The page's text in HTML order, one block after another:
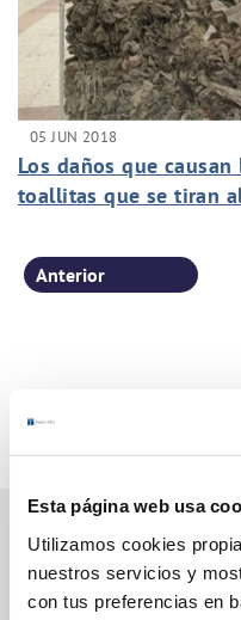
Esta página web usa
Utilizamos cookies
nuestros servicios y
con tus preferencias en
05 JUN 2018
Los daños que
toallitas que se tiran
Anterior
Gestiones Online